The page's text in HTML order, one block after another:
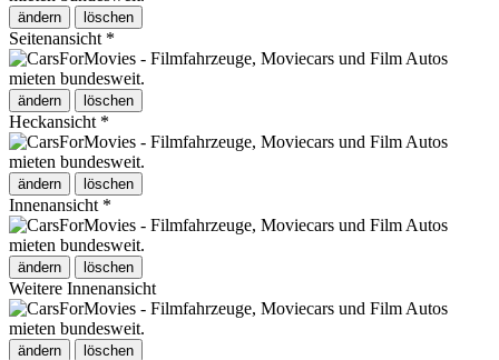
ändern löschen
Seitenansicht *
ändern löschen
Heckansicht *
ändern löschen
Innenansicht *
ändern löschen
Weitere Innenansicht
ändern löschen